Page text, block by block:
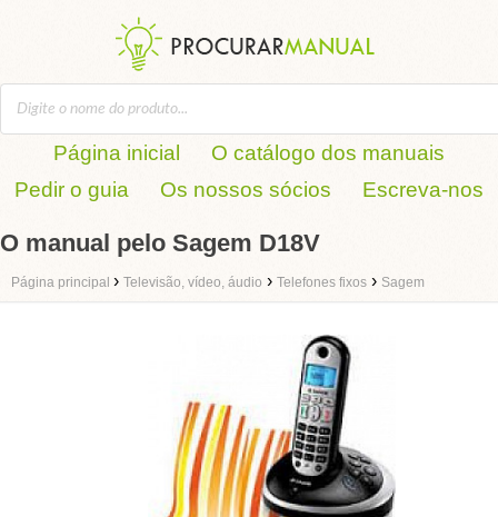
Página inicial
O catálogo dos manuais
Pedir o guia
Os nossos sócios Escreva-nos
O manual pelo Sagem D18V
Página principal › Televisão, vídeo, áudio › Telefones fixos › Sagem